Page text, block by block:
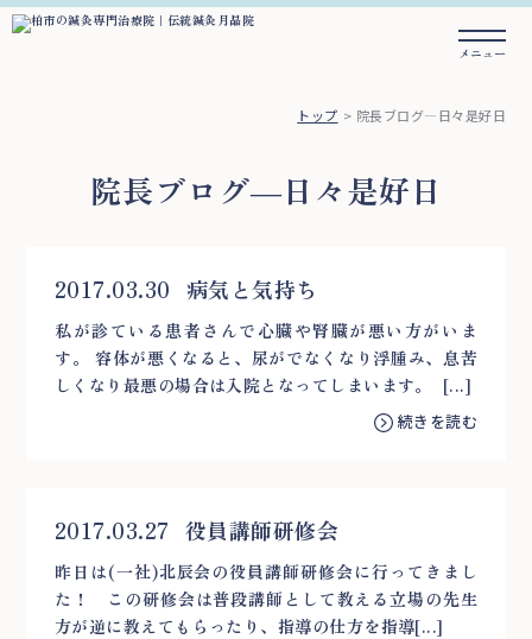
トップ 院長ブログ―日々是好日
院長ブログ―日々是好日
2017.03.30 病気と気持ち
私が診ている患者さんで心臓や腎臓が悪い方がいま
す。 容体が悪くなると、尿がでなくなり浮腫み、息苦
しくなり最悪の場合は入院となってしまいます。 [...]
続きを読む
2017.03.27 役員講師研修会
昨日は(一社)北辰会の役員講師研修会に行ってきまし
た！ この研修会は普段講師として教える立場の先生
方が逆に教えてもらったり、指導の仕方を指導[...]